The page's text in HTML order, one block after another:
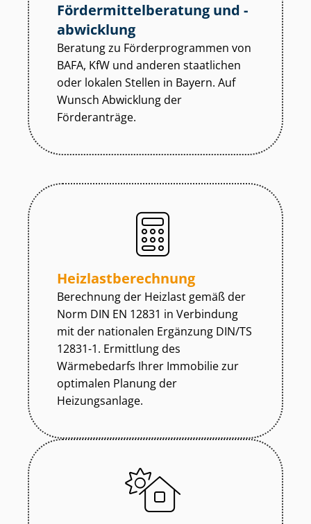
För­der­mit­tel­be­ra­tung und -
abwicklung
Beratung zu För­der­pro­gram­men von
BAFA, KfW und anderen staatlichen
oder lokalen Stellen in Bayern. Auf
Wunsch Abwicklung der
Förderanträge.
Heiz­last­be­rech­nung
Berechnung der Heizlast gemäß der
Norm DIN EN 12831 in Verbindung
mit der nationalen Ergänzung DIN/TS
12831-1. Ermittlung des
Wärmebedarfs Ihrer Immobilie zur
optimalen Planung der
Heizungsanlage.